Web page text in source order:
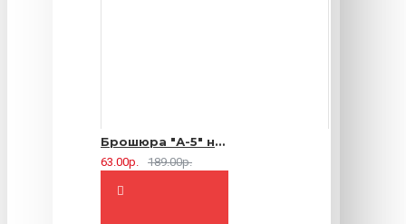
Брошюра "А-5" на 2 скрепки - 16 страниц
63.00р. 189.00р.